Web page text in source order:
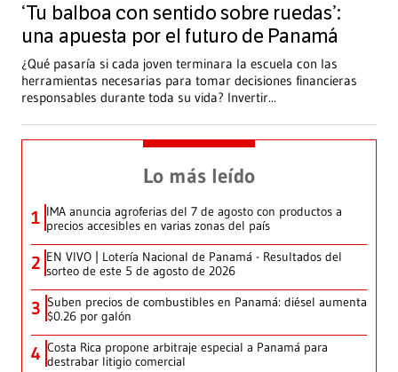
‘Tu balboa con sentido sobre ruedas’:
una apuesta por el futuro de Panamá
¿Qué pasaría si cada joven terminara la escuela con las
herramientas necesarias para tomar decisiones financieras
responsables durante toda su vida? Invertir...
Lo más leído
1 IMA anuncia agroferias del 7 de agosto con productos a
precios accesibles en varias zonas del país
2 EN VIVO | Lotería Nacional de Panamá - Resultados del
sorteo de este 5 de agosto de 2026
3 Suben precios de combustibles en Panamá: diésel aumenta
$0.26 por galón
4 Costa Rica propone arbitraje especial a Panamá para
destrabar litigio comercial